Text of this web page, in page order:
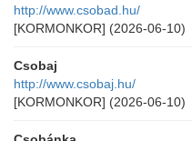
http://www.csobad.hu/
[KORMONKOR] (2026-06-10)
Csobaj
http://www.csobaj.hu/
[KORMONKOR] (2026-06-10)